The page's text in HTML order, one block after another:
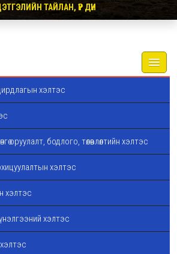
ТАЙЛАН, ҮР ДҮН
хэлтэс
оруулалт, бодлого, төлөвлөлтийн хэлтэс
хэлтэс
хэлтэс
хэлтэс